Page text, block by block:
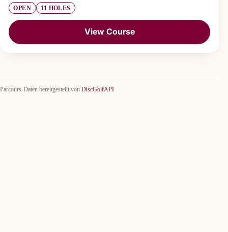
OPEN 11 HOLES
View Course
Parcours-Daten bereitgestellt von DiscGolfAPI